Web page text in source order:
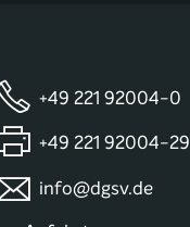
+49 221 92004-0
+49 221 92004-29
info@dgsv.de